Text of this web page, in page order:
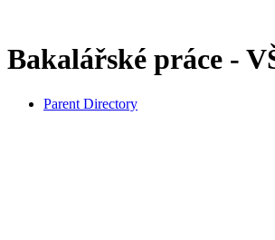
Bakalářské práce -
Parent Directory